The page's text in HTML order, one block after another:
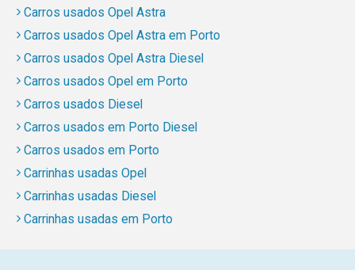
Carros usados Opel Astra
Carros usados Opel Astra em Porto
Carros usados Opel Astra Diesel
Carros usados Opel em Porto
Carros usados Diesel
Carros usados em Porto Diesel
Carros usados em Porto
Carrinhas usadas Opel
Carrinhas usadas Diesel
Carrinhas usadas em Porto